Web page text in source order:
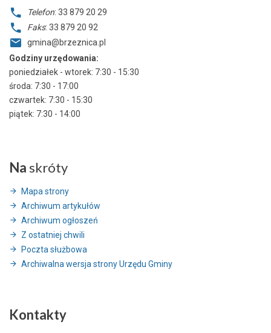
Telefon: 33 879 20 29
Faks: 33 879 20 92
gmina@brzeznica.pl
Godziny urzędowania:
poniedziałek - wtorek: 7:30 - 15:30
środa: 7:30 - 17:00
czwartek: 7:30 - 15:30
piątek: 7:30 - 14:00
Na skróty
Mapa strony
Archiwum artykułów
Archiwum ogłoszeń
Z ostatniej chwili
Poczta służbowa
Archiwalna wersja strony Urzędu Gminy
Kontakty